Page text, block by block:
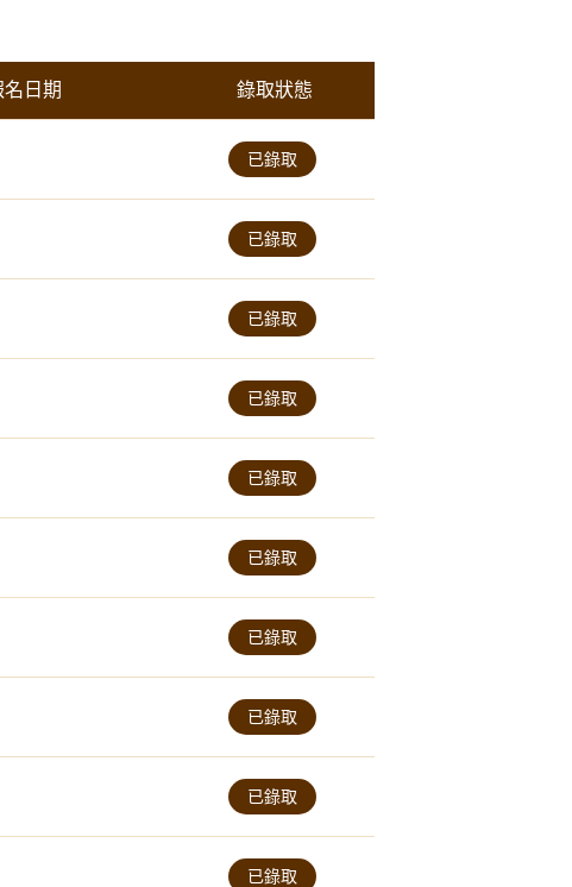
名日期 錄取狀態
已錄取
已錄取
已錄取
已錄取
已錄取
已錄取
已錄取
已錄取
已錄取
已錄取